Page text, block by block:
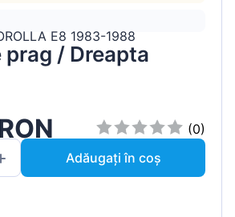
E8 1983-1988
prag / Dreapta
(0)
Adăugați în coș